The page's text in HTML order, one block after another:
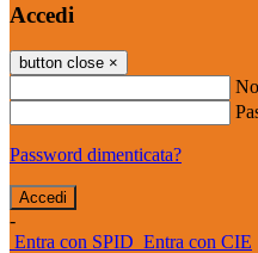
Accedi
button close ×
Password dimenticata?
-
Entra con SPID Entra con CIE